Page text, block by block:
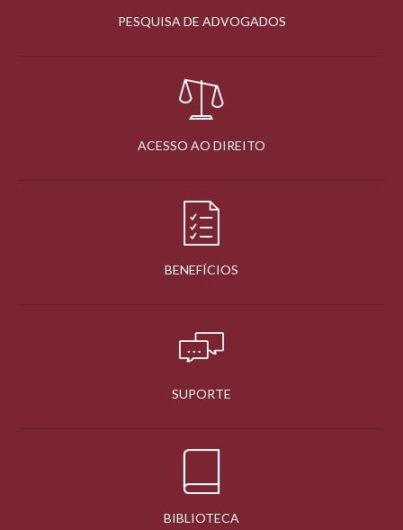
PESQUISA DE ADVOGADOS
ACESSO AO DIREITO
BENEFÍCIOS
SUPORTE
BIBLIOTECA